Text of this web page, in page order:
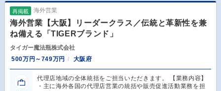
再掲載 海外営業
海外営業【大阪】リーダークラス／伝統と革新性を兼
ね備える「TIGERブランド」
タイガー魔法瓶株式会社
500万円～749万円
大阪府
代理店地域の全体統括をご担当いただきます。 【業務内容】
・主に海外各国の代理店営業の統括や販売促進活動業務を担